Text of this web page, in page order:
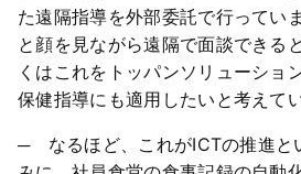
た遠隔指導を外部委託で行ってい
と顔を見ながら遠隔で面談できる
くはこれをトッパンソリューショ
保健指導にも適用したいと考えてい
─ なるほど、これがICTの推進と